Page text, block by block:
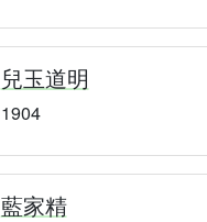
兒玉道明
1904
藍家精